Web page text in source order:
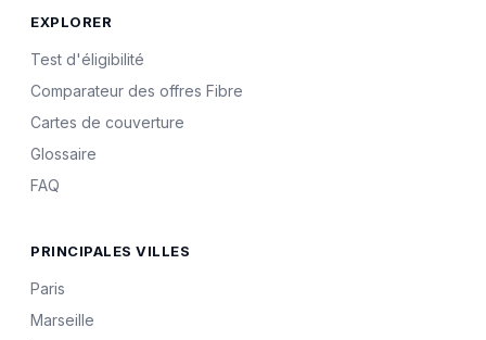
EXPLORER
Test d'éligibilité
Comparateur des offres Fibre
Cartes de couverture
Glossaire
FAQ
PRINCIPALES VILLES
Paris
Marseille